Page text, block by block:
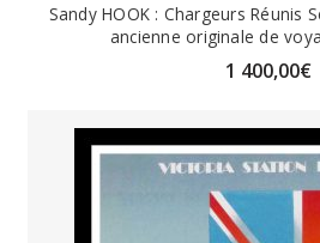
Sandy HOOK : Chargeurs Réunis
ancienne originale de
1 400,00€